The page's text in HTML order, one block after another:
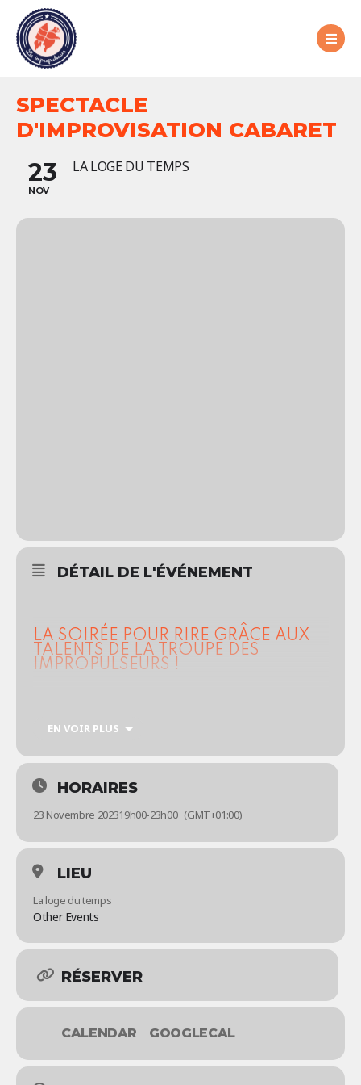
SPECTACLE
D'IMPROVISATION CABARET
23
NOV
LA LOGE DU TEMPS
DÉTAIL DE L'ÉVÉNEMENT
LA SOIRÉE POUR RIRE GRÂCE AUX
TALENTS DE LA TROUPE DES
IMPROPULSEURS !
Impropulseurs pour une soirée sous le signe de convivialité et
leurs plus belles créations et improvisations !
EN VOIR PLUS
HORAIRES
23 Novembre 202319h00-23h00 (GMT+01:00)
LIEU
La loge du temps
Other Events
RÉSERVER
CALENDAR GOOGLECAL